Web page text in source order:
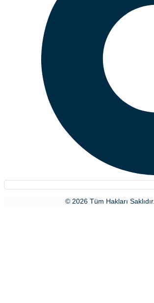
© 2026 Tüm Hakları Saklıdır.